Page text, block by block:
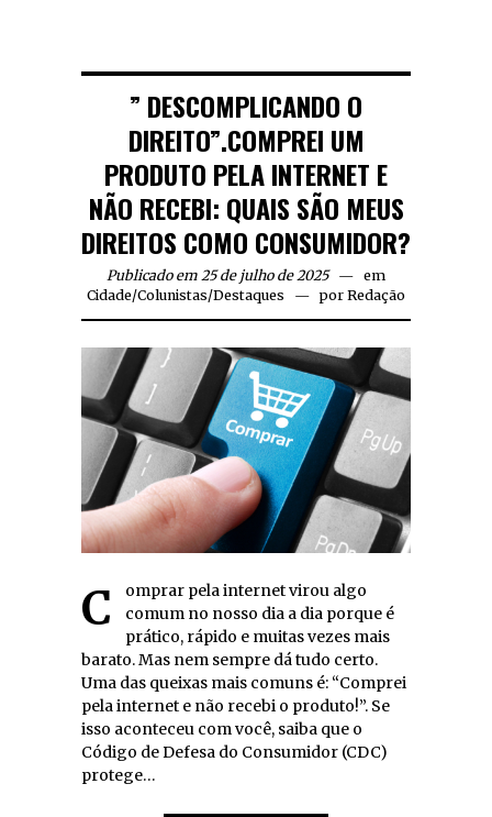
” DESCOMPLICANDO O
DIREITO”.COMPREI UM
PRODUTO PELA INTERNET E
NÃO RECEBI: QUAIS SÃO MEUS
DIREITOS COMO CONSUMIDOR?
Publicado em 25 de julho de 2025
em
Cidade/Colunistas/Destaques por Redação
Comprar pela internet virou algo
comum no nosso dia a dia porque é
prático, rápido e muitas vezes mais
barato. Mas nem sempre dá tudo certo.
Uma das queixas mais comuns é: “Comprei
pela internet e não recebi o produto!”. Se
isso aconteceu com você, saiba que o
Código de Defesa do Consumidor (CDC)
protege…